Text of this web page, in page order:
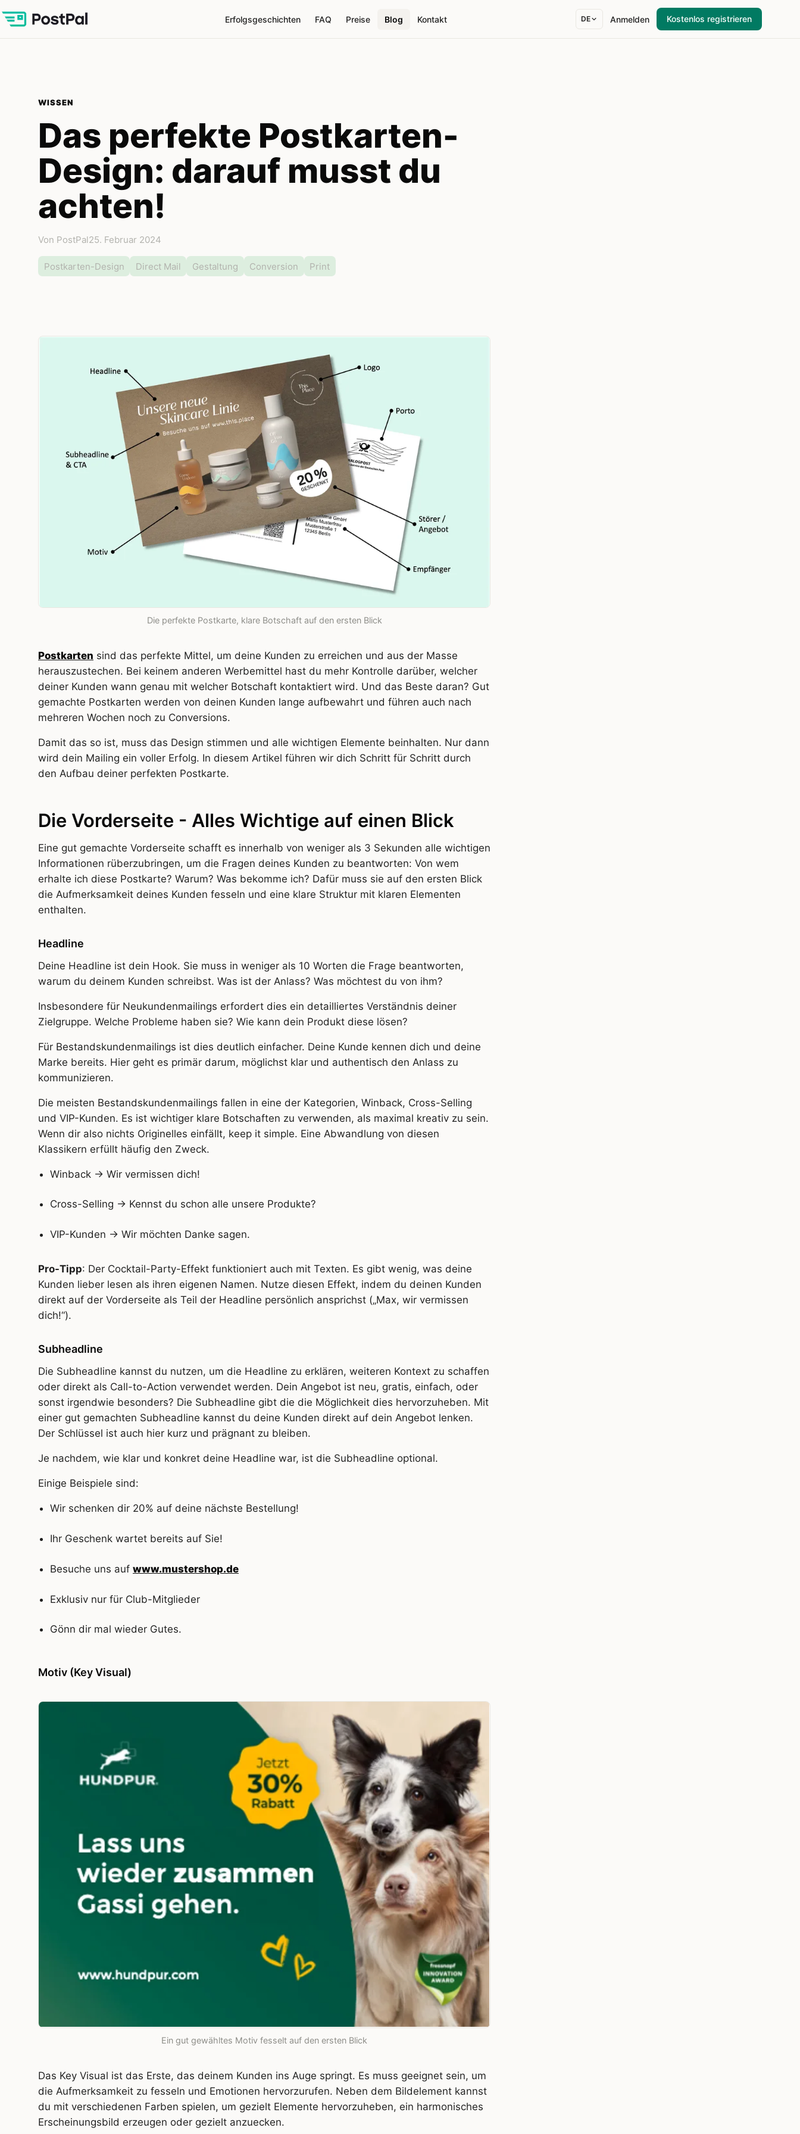
Erfolgsgeschichten FAQ Preise Blog Kontakt DE Anmelden Kostenlos registrieren
WISSEN
Das perfekte Postkarten-
Design: darauf musst du
achten!
Von PostPal25. Februar 2024
Postkarten-Design Direct Mail Gestaltung Conversion Print
Die perfekte Postkarte, klare Botschaft auf den ersten Blick
Postkarten sind das perfekte Mittel, um deine Kunden zu erreichen und aus der Masse
herauszustechen. Bei keinem anderen Werbemittel hast du mehr Kontrolle darüber, welcher
deiner Kunden wann genau mit welcher Botschaft kontaktiert wird. Und das Beste daran? Gut
gemachte Postkarten werden von deinen Kunden lange aufbewahrt und führen auch nach
mehreren Wochen noch zu Conversions.
Damit das so ist, muss das Design stimmen und alle wichtigen Elemente beinhalten. Nur dann
wird dein Mailing ein voller Erfolg. In diesem Artikel führen wir dich Schritt für Schritt durch
den Aufbau deiner perfekten Postkarte.
Die Vorderseite - Alles Wichtige auf einen Blick
Eine gut gemachte Vorderseite schafft es innerhalb von weniger als 3 Sekunden alle wichtigen
Informationen rüberzubringen, um die Fragen deines Kunden zu beantworten: Von wem
erhalte ich diese Postkarte? Warum? Was bekomme ich? Dafür muss sie auf den ersten Blick
die Aufmerksamkeit deines Kunden fesseln und eine klare Struktur mit klaren Elementen
enthalten.
Headline
Deine Headline ist dein Hook. Sie muss in weniger als 10 Worten die Frage beantworten,
warum du deinem Kunden schreibst. Was ist der Anlass? Was möchtest du von ihm?
Insbesondere für Neukundenmailings erfordert dies ein detailliertes Verständnis deiner
Zielgruppe. Welche Probleme haben sie? Wie kann dein Produkt diese lösen?
Für Bestandskundenmailings ist dies deutlich einfacher. Deine Kunde kennen dich und deine
Marke bereits. Hier geht es primär darum, möglichst klar und authentisch den Anlass zu
kommunizieren.
Die meisten Bestandskundenmailings fallen in eine der Kategorien, Winback, Cross-Selling
und VIP-Kunden. Es ist wichtiger klare Botschaften zu verwenden, als maximal kreativ zu sein.
Wenn dir also nichts Originelles einfällt, keep it simple. Eine Abwandlung von diesen
Klassikern erfüllt häufig den Zweck.
Winback -> Wir vermissen dich!
Cross-Selling -> Kennst du schon alle unsere Produkte?
VIP-Kunden -> Wir möchten Danke sagen.
Pro-Tipp: Der Cocktail-Party-Effekt funktioniert auch mit Texten. Es gibt wenig, was deine
Kunden lieber lesen als ihren eigenen Namen. Nutze diesen Effekt, indem du deinen Kunden
direkt auf der Vorderseite als Teil der Headline persönlich ansprichst („Max, wir vermissen
dich!“).
Subheadline
Die Subheadline kannst du nutzen, um die Headline zu erklären, weiteren Kontext zu schaffen
oder direkt als Call-to-Action verwendet werden. Dein Angebot ist neu, gratis, einfach, oder
sonst irgendwie besonders? Die Subheadline gibt die die Möglichkeit dies hervorzuheben. Mit
einer gut gemachten Subheadline kannst du deine Kunden direkt auf dein Angebot lenken.
Der Schlüssel ist auch hier kurz und prägnant zu bleiben.
Je nachdem, wie klar und konkret deine Headline war, ist die Subheadline optional.
Einige Beispiele sind:
Wir schenken dir 20% auf deine nächste Bestellung!
Ihr Geschenk wartet bereits auf Sie!
Besuche uns auf www.mustershop.de
Exklusiv nur für Club-Mitglieder
Gönn dir mal wieder Gutes.
Motiv (Key Visual)
Ein gut gewähltes Motiv fesselt auf den ersten Blick
Das Key Visual ist das Erste, das deinem Kunden ins Auge springt. Es muss geeignet sein, um
die Aufmerksamkeit zu fesseln und Emotionen hervorzurufen. Neben dem Bildelement kannst
du mit verschiedenen Farben spielen, um gezielt Elemente hervorzuheben, ein harmonisches
Erscheinungsbild erzeugen oder gezielt anzuecken.